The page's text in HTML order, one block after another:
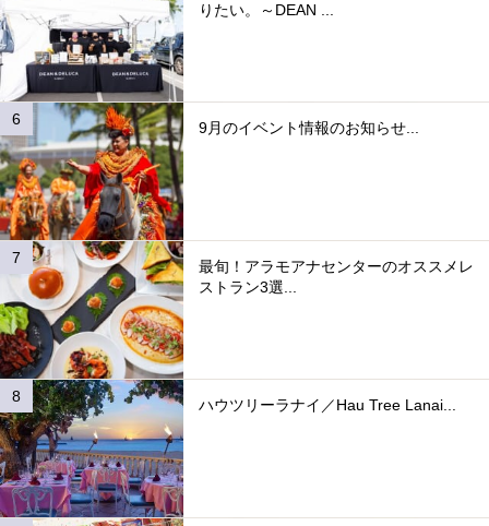
りたい。～DEAN ...
9月のイベント情報のお知らせ...
最旬！アラモアナセンターのオススメレ
ストラン3選...
ハウツリーラナイ／Hau Tree Lanai...